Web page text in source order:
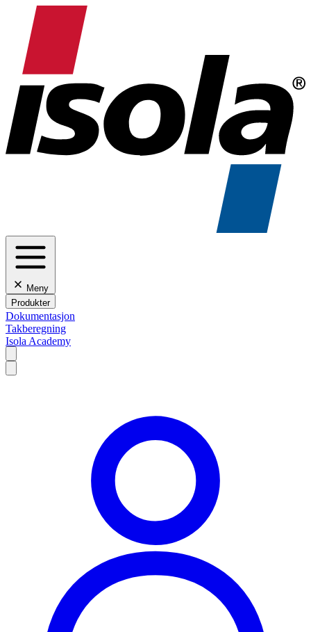
Meny
Produkter
Dokumentasjon
Takberegning
Isola Academy